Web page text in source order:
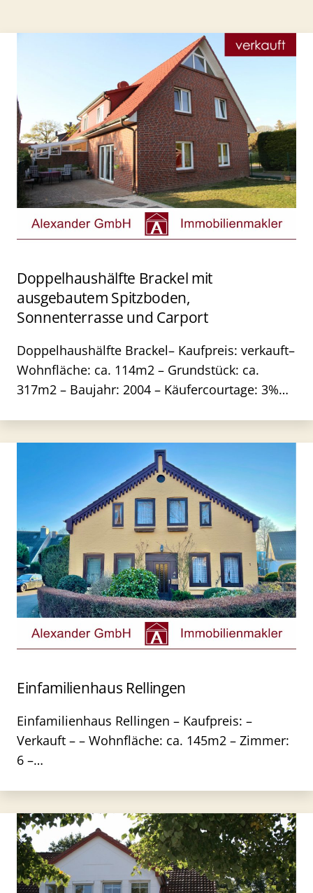
Doppelhaushälfte Brackel mit
ausgebautem Spitzboden,
Sonnenterrasse und Carport
Doppelhaushälfte Brackel– Kaufpreis: verkauft–
Wohnfläche: ca. 114m2 – Grundstück: ca.
317m2 – Baujahr: 2004 – Käufercourtage: 3%…
Einfamilienhaus Rellingen
Einfamilienhaus Rellingen – Kaufpreis: –
Verkauft – – Wohnfläche: ca. 145m2 – Zimmer:
6 –…